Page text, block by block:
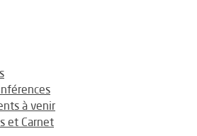
à venir
et Carnet